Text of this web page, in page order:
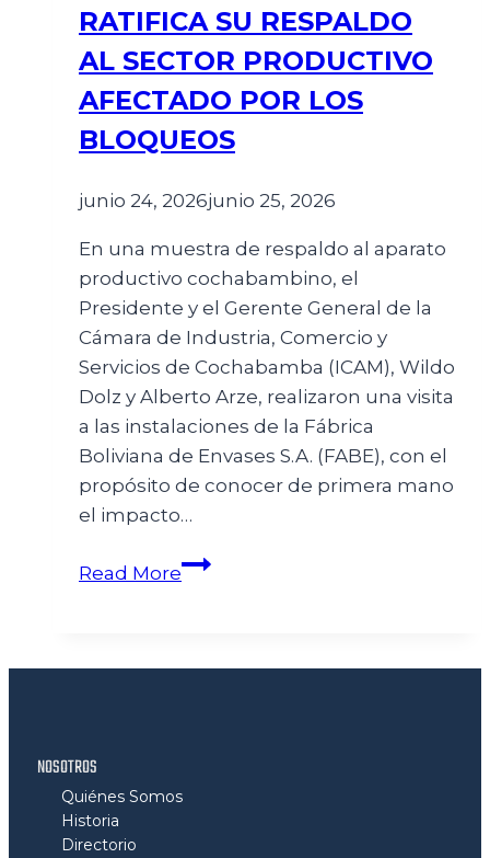
RATIFICA SU RESPALDO
AL SECTOR PRODUCTIVO
AFECTADO POR LOS
BLOQUEOS
junio 24, 2026junio 25, 2026
En una muestra de respaldo al aparato
productivo cochabambino, el
Presidente y el Gerente General de la
Cámara de Industria, Comercio y
Servicios de Cochabamba (ICAM), Wildo
Dolz y Alberto Arze, realizaron una visita
a las instalaciones de la Fábrica
Boliviana de Envases S.A. (FABE), con el
propósito de conocer de primera mano
el impacto…
Read More
NOSOTROS
Quiénes Somos
Historia
Directorio